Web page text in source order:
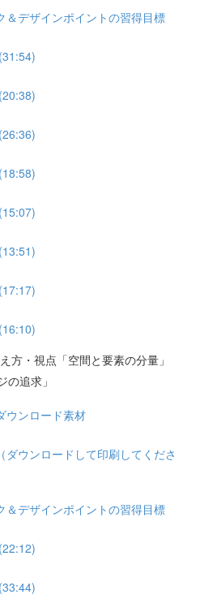
＆デザインポイントの習得目標
・視点「空間と要素の分量」
の追求」
ウンロード素材
ウンロードして印刷してくださ
＆デザインポイントの習得目標